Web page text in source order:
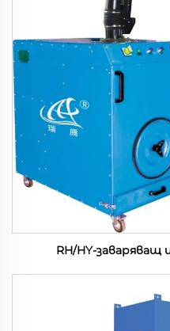
RH/HY-заваряващ